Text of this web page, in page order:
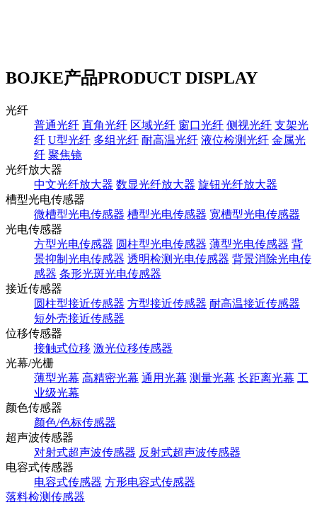
BOJKE产品PRODUCT DISPLAY
光纤
普通光纤 直角光纤 区域光纤 窗口光纤 侧视光纤 支架光
纤 U型光纤 多组光纤 耐高温光纤 液位检测光纤 金属光
纤 聚焦镜
光纤放大器
中文光纤放大器 数显光纤放大器 旋钮光纤放大器
槽型光电传感器
微槽型光电传感器 槽型光电传感器 宽槽型光电传感器
光电传感器
方型光电传感器 圆柱型光电传感器 薄型光电传感器 背
景抑制光电传感器 透明检测光电传感器 背景消除光电传
感器 条形光斑光电传感器
接近传感器
圆柱型接近传感器 方型接近传感器 耐高温接近传感器
短外壳接近传感器
位移传感器
接触式位移 激光位移传感器
光幕/光栅
薄型光幕 高精密光幕 通用光幕 测量光幕 长距离光幕 工
业级光幕
颜色传感器
颜色/色标传感器
超声波传感器
对射式超声波传感器 反射式超声波传感器
电容式传感器
电容式传感器 方形电容式传感器
落料检测传感器